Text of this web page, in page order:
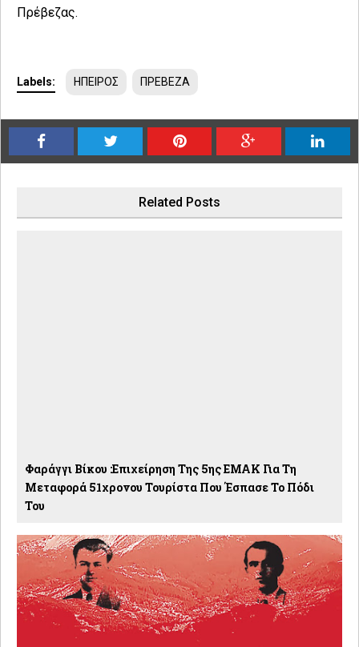
Πρέβεζας.
Labels: ΗΠΕΙΡΟΣ ΠΡΕΒΕΖΑ
Related Posts
Φαράγγι Βίκου :Επιχείρηση Της 5ης ΕΜΑΚ Για Τη
Μεταφορά 51χρονου Τουρίστα Που Έσπασε Το Πόδι
Του